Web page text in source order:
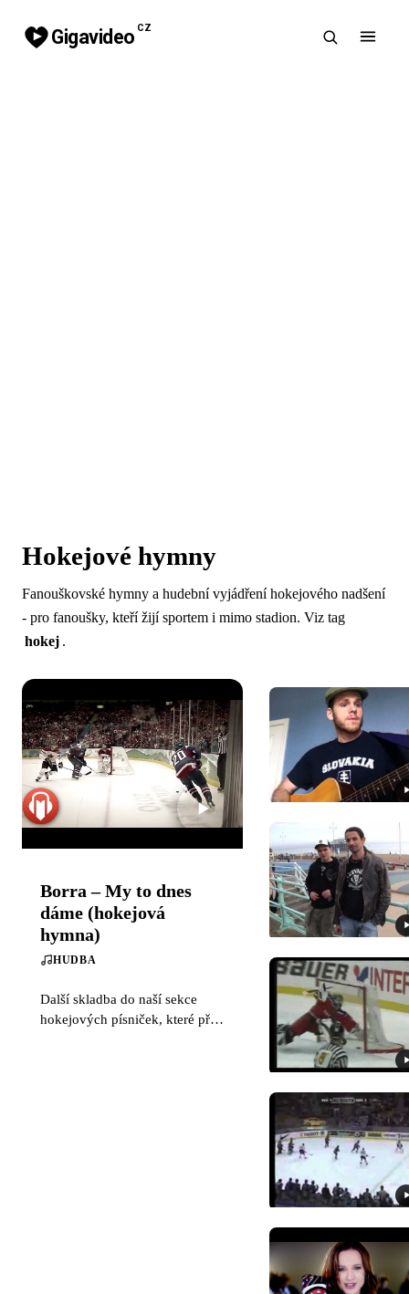
Gigavideo CZ
Hokejové hymny
Fanouškovské hymny a hudební vyjádření hokejového nadšení
- pro fanoušky, kteří žijí sportem i mimo stadion. Viz tag
hokej .
Borra – My to dnes
dáme (hokejová
hymna)
HUDBA
Další skladba do naší sekce
hokejových písniček, které před